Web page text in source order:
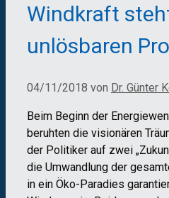
Windkraft
unlösbaren
04/11/2018 von Dr. Günter
Beim Beginn der
beruhten die visionären
der Politiker auf zwei
die Umwandlung der
in ein Öko-Paradies